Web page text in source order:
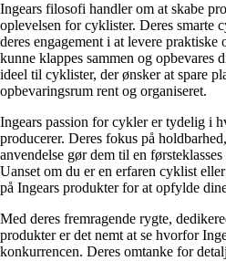
Ingears filosofi handler om at skabe
oplevelsen for cyklister. Deres smarte
deres engagement i at levere
kunne klappes sammen og opbevares
ideel til cyklister, der ønsker at spare
opbevaringsrum rent og organiseret.
Ingears passion for cykler er tydelig i
producerer. Deres fokus på
anvendelse gør dem til en
Uanset om du er en erfaren cyklist
på Ingears produkter for at opfylde
Med deres fremragende rygte,
produkter er det nemt at se hvorfor
konkurrencen. Deres omtanke for